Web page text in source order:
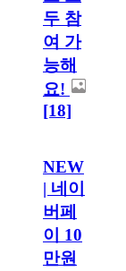
두 참
여 가
능해
요!
[18]
NEW
| 네이
버페
이 10
만원